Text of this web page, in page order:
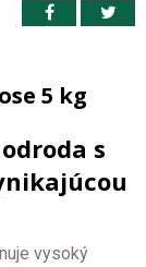
5 kg
s
vysoký